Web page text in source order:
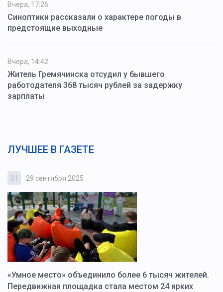
Вчера, 17:26
Синоптики рассказали о характере погоды в
предстоящие выходные
Вчера, 14:42
Житель Гремячинска отсудил у бывшего
работодателя 368 тысяч рублей за задержку
зарплаты
ЛУЧШЕЕ В ГАЗЕТЕ
01 29 сентября 2025
«Умное место» объединило более 6 тысяч жителей.
Передвижная площадка стала местом 24 ярких